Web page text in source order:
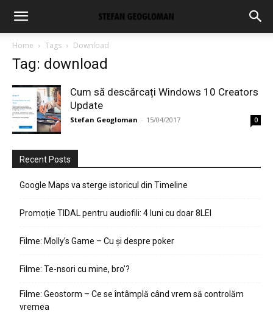
Home Tags Download
Tag: download
Cum să descărcați Windows 10 Creators
Update
Stefan Geogloman - 15/04/2017 0
Recent Posts
Google Maps va sterge istoricul din Timeline
Promoție TIDAL pentru audiofili: 4 luni cu doar 8LEI
Filme: Molly’s Game – Cu și despre poker
Filme: Te-nsori cu mine, bro’?
Filme: Geostorm – Ce se întâmplă când vrem să controlăm
vremea